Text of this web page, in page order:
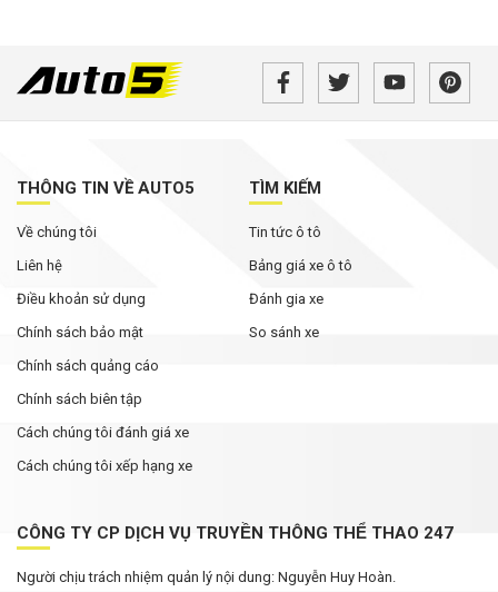
THÔNG TIN VỀ AUTO5
Về chúng tôi
Liên hệ
Điều khoản sử dụng
Chính sách bảo mật
Chính sách quảng cáo
Chính sách biên tập
Cách chúng tôi đánh giá xe
Cách chúng tôi xếp hạng xe
TÌM KIẾM
Tin tức ô tô
Bảng giá xe ô tô
Đánh gia xe
So sánh xe
CÔNG TY CP DỊCH VỤ TRUYỀN THÔNG THỂ THAO 247
Người chịu trách nhiệm quản lý nội dung: Nguyễn Huy Hoàn.